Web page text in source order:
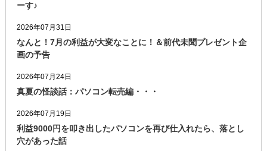
ーす♪
2026年07月31日
なんと！7月の利益が大変なことに！＆前代未聞プレゼント企
画の予告
2026年07月24日
真夏の怪談話：パソコン転売編・・・
2026年07月19日
利益9000円を叩き出したパソコンを再び仕入れたら、落とし
穴があった話